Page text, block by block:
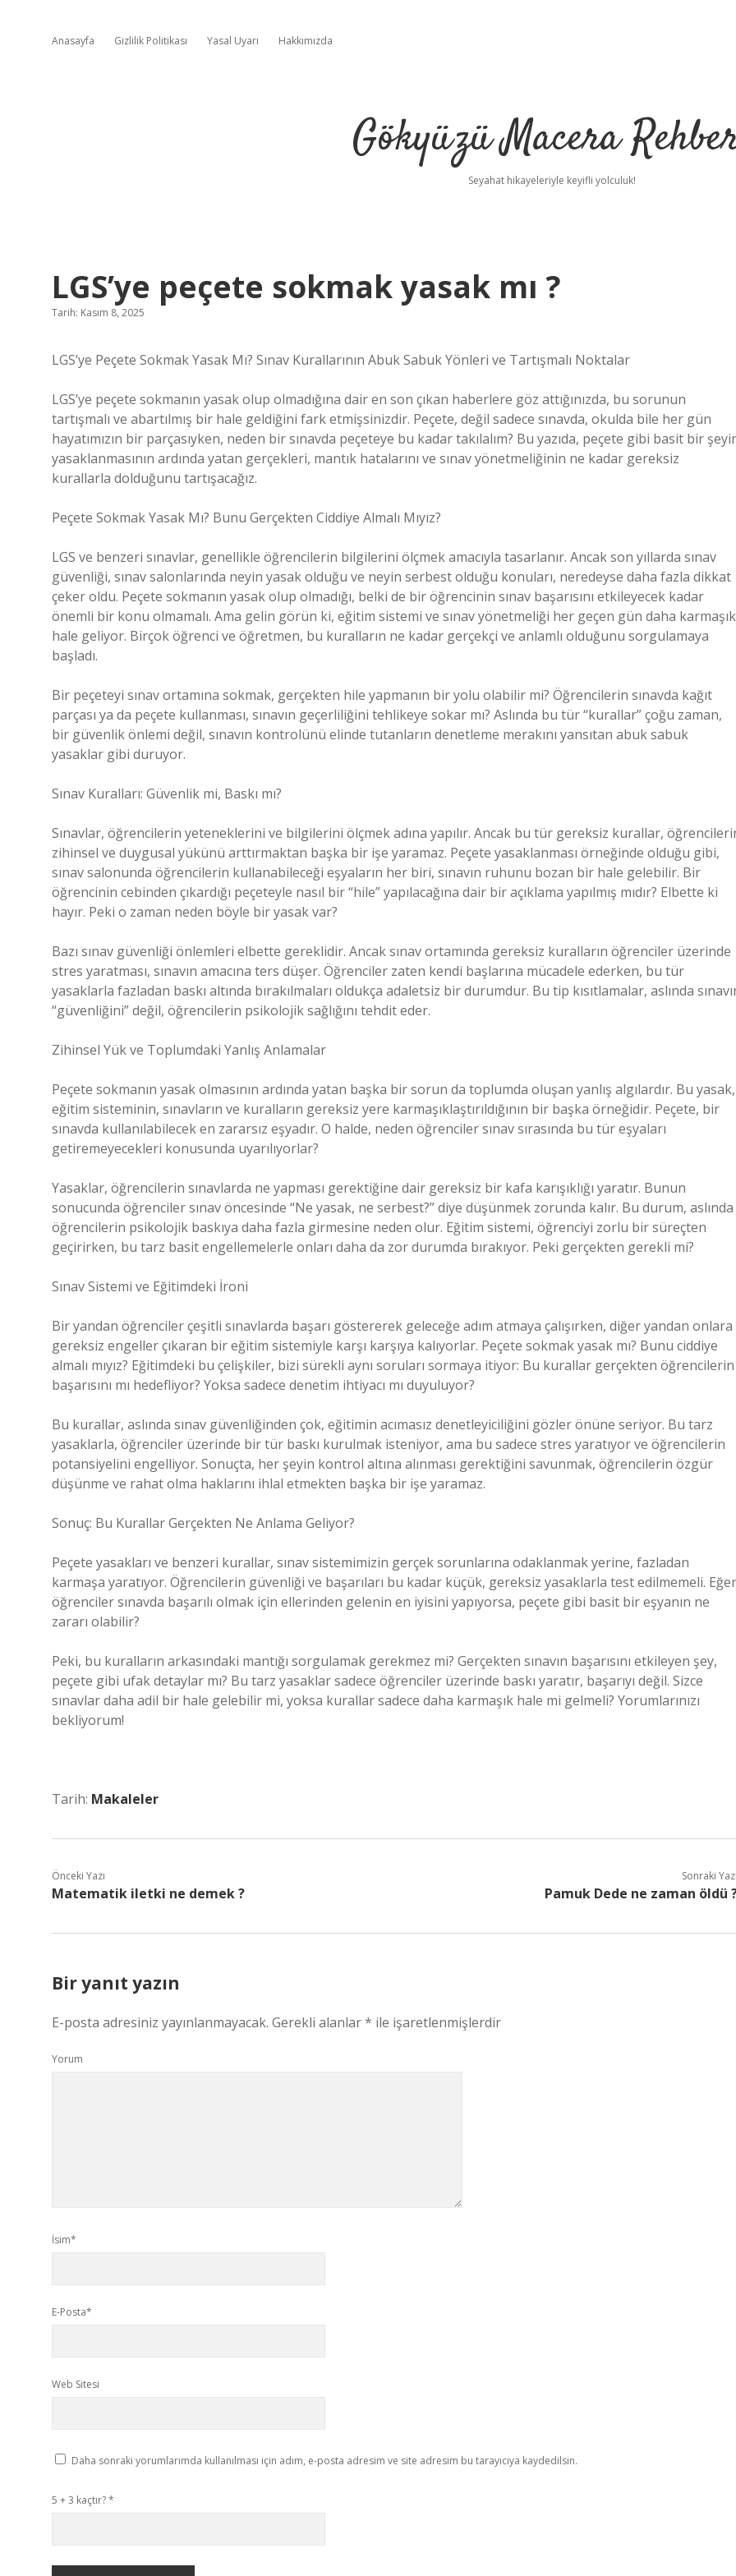
Anasayfa Gizlilik Politikası Yasal Uyarı Hakkımızda
Gökyüzü Macera
Seyahat hikayeleriyle keyifli yolculuk!
LGS’ye peçete sokmak yasak mı ?
Tarih: Kasım 8, 2025
LGS’ye Peçete Sokmak Yasak Mı? Sınav Kurallarının Abuk Sabuk Yönleri ve Tartışmalı Noktalar
LGS’ye peçete sokmanın yasak olup olmadığına dair en son çıkan haberlere göz attığınızda, bu sorunun
tartışmalı ve abartılmış bir hale geldiğini fark etmişsinizdir. Peçete, değil sadece sınavda, okulda bile her gün
hayatımızın bir parçasıyken, neden bir sınavda peçeteye bu kadar takılalım? Bu yazıda, peçete gibi basit bir
yasaklanmasının ardında yatan gerçekleri, mantık hatalarını ve sınav yönetmeliğinin ne kadar gereksiz
kurallarla dolduğunu tartışacağız.
Peçete Sokmak Yasak Mı? Bunu Gerçekten Ciddiye Almalı Mıyız?
LGS ve benzeri sınavlar, genellikle öğrencilerin bilgilerini ölçmek amacıyla tasarlanır. Ancak son yıllarda sınav
güvenliği, sınav salonlarında neyin yasak olduğu ve neyin serbest olduğu konuları, neredeyse daha fazla dikkat
çeker oldu. Peçete sokmanın yasak olup olmadığı, belki de bir öğrencinin sınav başarısını etkileyecek kadar
önemli bir konu olmamalı. Ama gelin görün ki, eğitim sistemi ve sınav yönetmeliği her geçen gün daha karmaşık
hale geliyor. Birçok öğrenci ve öğretmen, bu kuralların ne kadar gerçekçi ve anlamlı olduğunu sorgulamaya
başladı.
Bir peçeteyi sınav ortamına sokmak, gerçekten hile yapmanın bir yolu olabilir mi? Öğrencilerin sınavda kağıt
parçası ya da peçete kullanması, sınavın geçerliliğini tehlikeye sokar mı? Aslında bu tür “kurallar” çoğu zaman,
bir güvenlik önlemi değil, sınavın kontrolünü elinde tutanların denetleme merakını yansıtan abuk sabuk
yasaklar gibi duruyor.
Sınav Kuralları: Güvenlik mi, Baskı mı?
Sınavlar, öğrencilerin yeteneklerini ve bilgilerini ölçmek adına yapılır. Ancak bu tür gereksiz kurallar,
zihinsel ve duygusal yükünü arttırmaktan başka bir işe yaramaz. Peçete yasaklanması örneğinde olduğu gibi,
sınav salonunda öğrencilerin kullanabileceği eşyaların her biri, sınavın ruhunu bozan bir hale gelebilir. Bir
öğrencinin cebinden çıkardığı peçeteyle nasıl bir “hile” yapılacağına dair bir açıklama yapılmış mıdır? Elbette ki
hayır. Peki o zaman neden böyle bir yasak var?
Bazı sınav güvenliği önlemleri elbette gereklidir. Ancak sınav ortamında gereksiz kuralların öğrenciler üzerinde
stres yaratması, sınavın amacına ters düşer. Öğrenciler zaten kendi başlarına mücadele ederken, bu tür
yasaklarla fazladan baskı altında bırakılmaları oldukça adaletsiz bir durumdur. Bu tip kısıtlamalar, aslında
“güvenliğini” değil, öğrencilerin psikolojik sağlığını tehdit eder.
Zihinsel Yük ve Toplumdaki Yanlış Anlamalar
Peçete sokmanın yasak olmasının ardında yatan başka bir sorun da toplumda oluşan yanlış algılardır. Bu yasak,
eğitim sisteminin, sınavların ve kuralların gereksiz yere karmaşıklaştırıldığının bir başka örneğidir. Peçete, bir
sınavda kullanılabilecek en zararsız eşyadır. O halde, neden öğrenciler sınav sırasında bu tür eşyaları
getiremeyecekleri konusunda uyarılıyorlar?
Yasaklar, öğrencilerin sınavlarda ne yapması gerektiğine dair gereksiz bir kafa karışıklığı yaratır. Bunun
sonucunda öğrenciler sınav öncesinde “Ne yasak, ne serbest?” diye düşünmek zorunda kalır. Bu durum, aslında
öğrencilerin psikolojik baskıya daha fazla girmesine neden olur. Eğitim sistemi, öğrenciyi zorlu bir süreçten
geçirirken, bu tarz basit engellemelerle onları daha da zor durumda bırakıyor. Peki gerçekten gerekli mi?
Sınav Sistemi ve Eğitimdeki İroni
Bir yandan öğrenciler çeşitli sınavlarda başarı göstererek geleceğe adım atmaya çalışırken, diğer yandan onlara
gereksiz engeller çıkaran bir eğitim sistemiyle karşı karşıya kalıyorlar. Peçete sokmak yasak mı? Bunu ciddiye
almalı mıyız? Eğitimdeki bu çelişkiler, bizi sürekli aynı soruları sormaya itiyor: Bu kurallar gerçekten öğrencilerin
başarısını mı hedefliyor? Yoksa sadece denetim ihtiyacı mı duyuluyor?
Bu kurallar, aslında sınav güvenliğinden çok, eğitimin acımasız denetleyiciliğini gözler önüne seriyor. Bu tarz
yasaklarla, öğrenciler üzerinde bir tür baskı kurulmak isteniyor, ama bu sadece stres yaratıyor ve öğrencilerin
potansiyelini engelliyor. Sonuçta, her şeyin kontrol altına alınması gerektiğini savunmak, öğrencilerin özgür
düşünme ve rahat olma haklarını ihlal etmekten başka bir işe yaramaz.
Sonuç: Bu Kurallar Gerçekten Ne Anlama Geliyor?
Peçete yasakları ve benzeri kurallar, sınav sistemimizin gerçek sorunlarına odaklanmak yerine, fazladan
karmaşa yaratıyor. Öğrencilerin güvenliği ve başarıları bu kadar küçük, gereksiz yasaklarla test edilmemeli. Eğer
öğrenciler sınavda başarılı olmak için ellerinden gelenin en iyisini yapıyorsa, peçete gibi basit bir eşyanın ne
zararı olabilir?
Peki, bu kuralların arkasındaki mantığı sorgulamak gerekmez mi? Gerçekten sınavın başarısını etkileyen şey,
peçete gibi ufak detaylar mı? Bu tarz yasaklar sadece öğrenciler üzerinde baskı yaratır, başarıyı değil. Sizce
sınavlar daha adil bir hale gelebilir mi, yoksa kurallar sadece daha karmaşık hale mi gelmeli? Yorumlarınızı
bekliyorum!
Tarih: Makaleler
Önceki Yazı
Matematik iletki ne demek ?
Sonraki
Pamuk Dede ne zaman öldü
Bir yanıt yazın
E-posta adresiniz yayınlanmayacak. Gerekli alanlar* ile işaretlenmişlerdir
Yorum
İsim*
E-Posta*
Web Sitesi
Daha sonraki yorumlarımda kullanılması için adım, e-posta adresim ve site adresim bu tarayıcıya kaydedilsin.
5 + 3 kaçtır?*